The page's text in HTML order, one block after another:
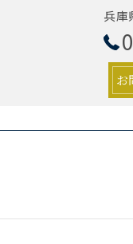
兵庫
お